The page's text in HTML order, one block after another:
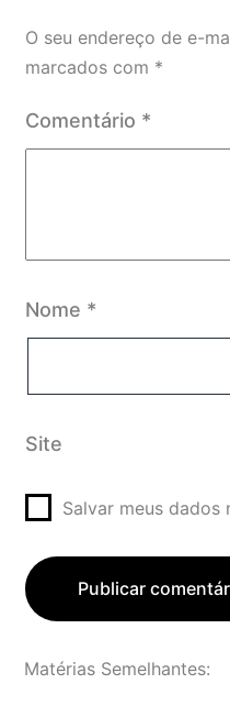
O seu endereço de e-
marcados com *
Comentário *
Nome *
Site
Salvar meus dados
Matérias Semelhantes: